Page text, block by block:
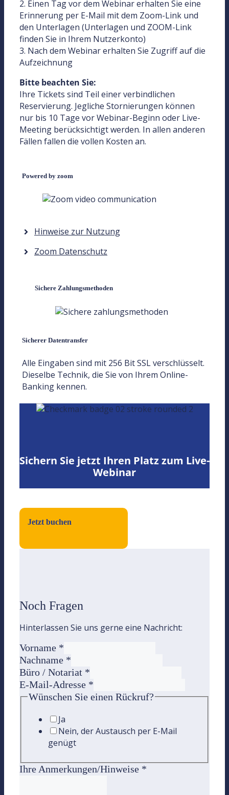
2. Einen Tag vor dem Webinar erhalten Sie eine
Erinnerung per E-Mail mit dem Zoom-Link und
den Unterlagen (Unterlagen und ZOOM-Link
finden Sie in Ihrem Nutzerkonto)
3. Nach dem Webinar erhalten Sie Zugriff auf die
Aufzeichnung
Bitte beachten Sie:
Ihre Tickets sind Teil einer verbindlichen
Reservierung. Jegliche Stornierungen können
nur bis 10 Tage vor Webinar-Beginn oder Live-
Meeting berücksichtigt werden. In allen anderen
Fällen fallen die vollen Kosten an.
Powered by zoom
Hinweise zur Nutzung
Zoom Datenschutz
Sichere Zahlungsmethoden
Sicherer Datentransfer
Alle Eingaben sind mit 256 Bit SSL verschlüsselt.
Dieselbe Technik, die Sie von Ihrem Online-
Banking kennen.
Sichern Sie jetzt Ihren Platz zum Live-
Webinar
Jetzt buchen
Noch Fragen
Hinterlassen Sie uns gerne eine Nachricht:
Vorname *
Nachname *
Büro / Notariat *
E-Mail-Adresse *
Wünschen Sie einen Rückruf?
Ja
Nein, der Austausch per E-Mail
genügt
Ihre Anmerkungen/Hinweise *